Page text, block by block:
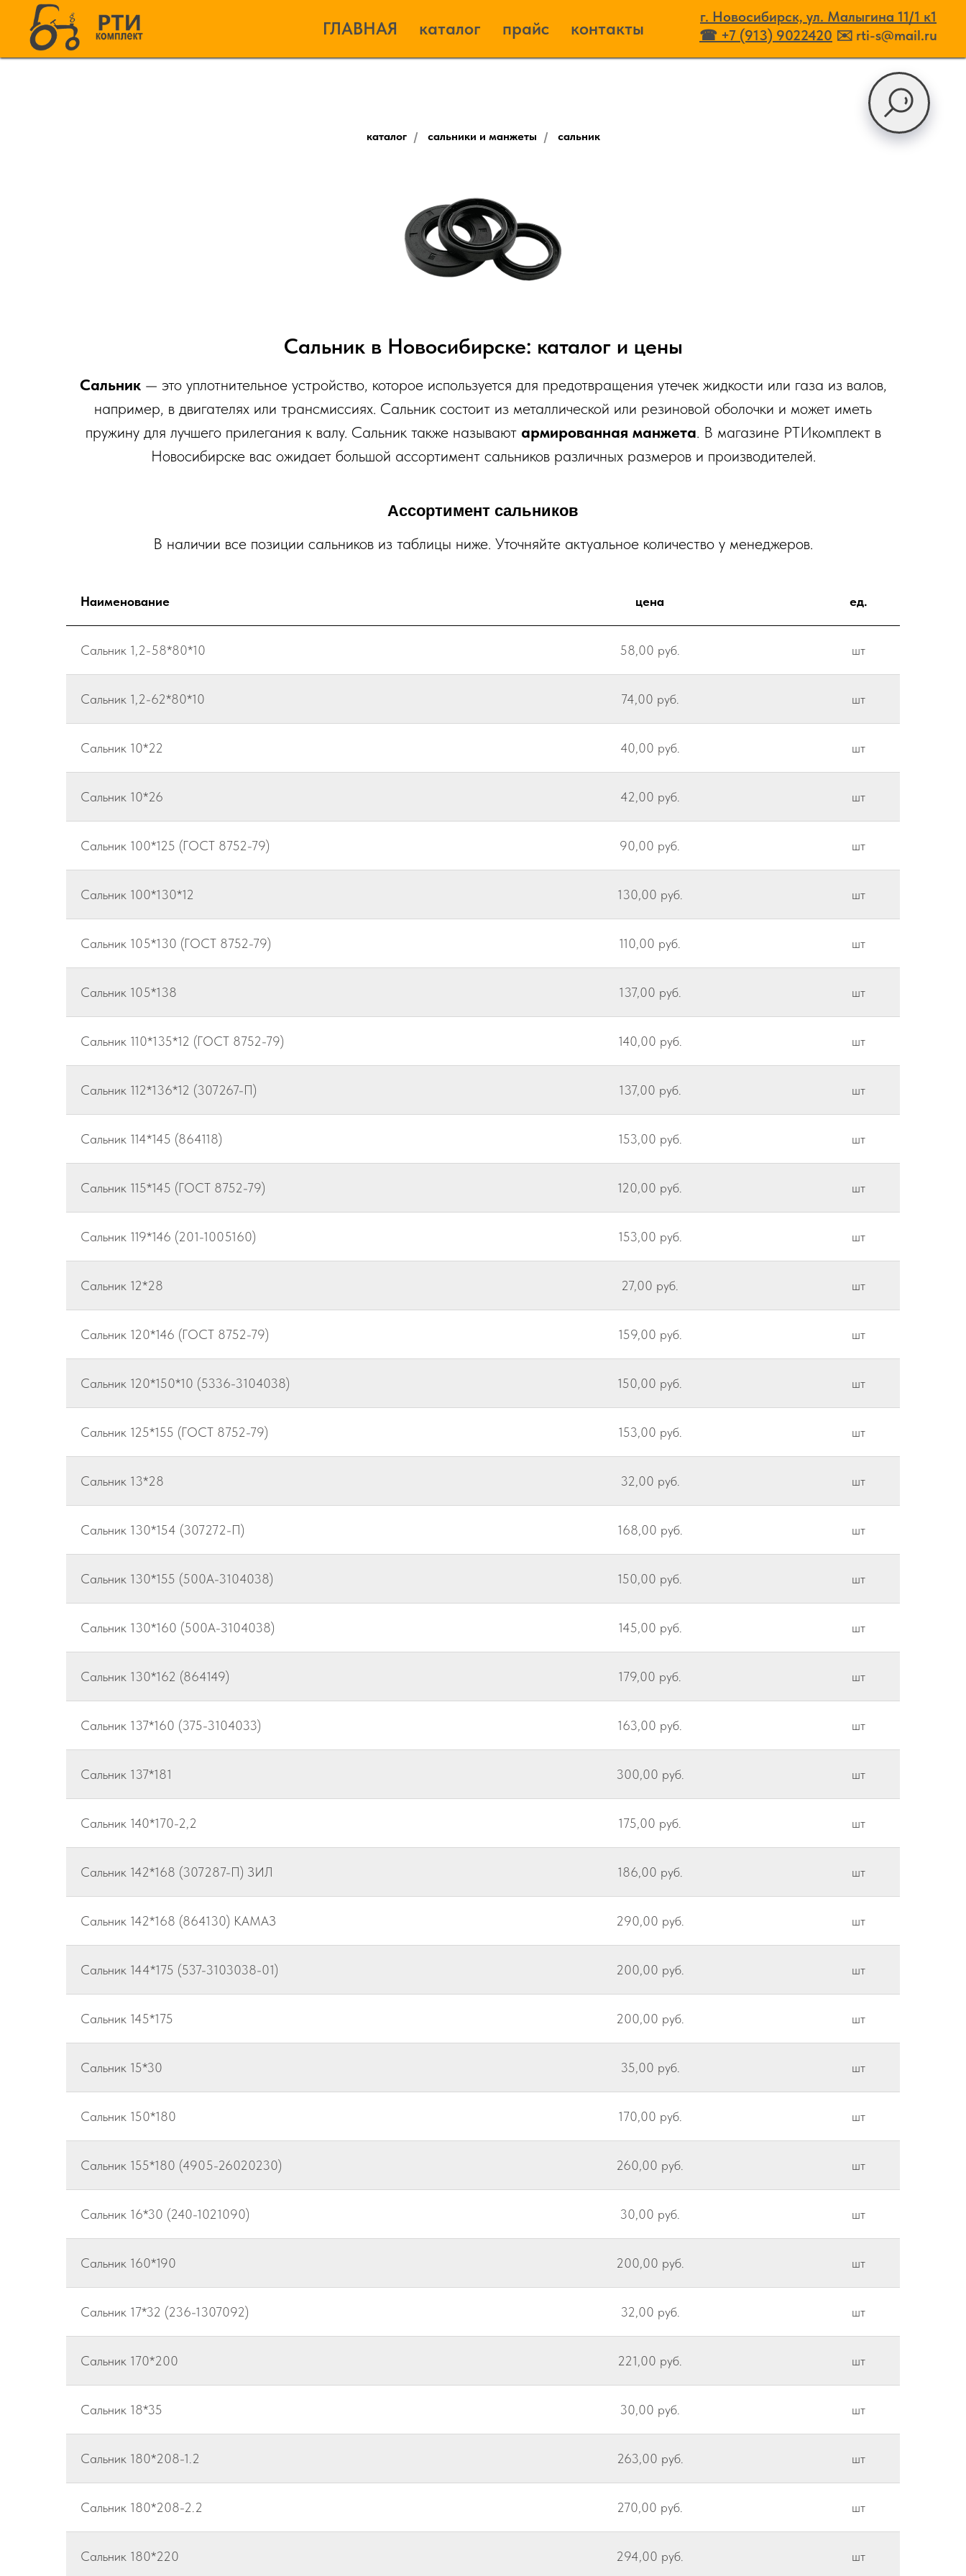
ГЛАВНАЯ каталог прайс контакты
г. Новосибирск, ул. Малыгина 11/1 к1
☎ +7 (913) 9022420 ✉️ rti-s@mail.ru
каталог / сальники и манжеты / сальник
Сальник в Новосибирске: каталог и цены
Сальник— это уплотнительное устройство, которое используется для предотвращения утечек жидкости или газа из валов,
например, в двигателях или трансмиссиях. Сальник состоит из металлической или резиновой оболочки и может иметь
пружину для лучшего прилегания к валу. Сальник также называют армированная манжета. В магазине РТИкомплект в
Новосибирске вас ожидает большой ассортимент сальников различных размеров и производителей.
Ассортимент сальников
В наличии все позиции сальников из таблицы ниже. Уточняйте актуальное количество у менеджеров.
Наименование цена ед.
Сальник 1,2-58*80*10 58,00 руб. шт
Сальник 1,2-62*80*10 74,00 руб. шт
Сальник 10*22 40,00 руб. шт
Сальник 10*26 42,00 руб. шт
Сальник 100*125 (ГОСТ 8752-79) 90,00 руб. шт
Сальник 100*130*12 130,00 руб. шт
Сальник 105*130 (ГОСТ 8752-79) 110,00 руб. шт
Сальник 105*138 137,00 руб. шт
Сальник 110*135*12 (ГОСТ 8752-79) 140,00 руб. шт
Сальник 112*136*12 (307267-П) 137,00 руб. шт
Сальник 114*145 (864118) 153,00 руб. шт
Сальник 115*145 (ГОСТ 8752-79) 120,00 руб. шт
Сальник 119*146 (201-1005160) 153,00 руб. шт
Сальник 12*28 27,00 руб. шт
Сальник 120*146 (ГОСТ 8752-79) 159,00 руб. шт
Сальник 120*150*10 (5336-3104038) 150,00 руб. шт
Сальник 125*155 (ГОСТ 8752-79) 153,00 руб. шт
Сальник 13*28 32,00 руб. шт
Сальник 130*154 (307272-П) 168,00 руб. шт
Сальник 130*155 (500А-3104038) 150,00 руб. шт
Сальник 130*160 (500А-3104038) 145,00 руб. шт
Сальник 130*162 (864149) 179,00 руб. шт
Сальник 137*160 (375-3104033) 163,00 руб. шт
Сальник 137*181 300,00 руб. шт
Сальник 140*170-2,2 175,00 руб. шт
Сальник 142*168 (307287-П) ЗИЛ 186,00 руб. шт
Сальник 142*168 (864130) КАМАЗ 290,00 руб. шт
Сальник 144*175 (537-3103038-01) 200,00 руб. шт
Сальник 145*175 200,00 руб. шт
Сальник 15*30 35,00 руб. шт
Сальник 150*180 170,00 руб. шт
Сальник 155*180 (4905-26020230) 260,00 руб. шт
Сальник 16*30 (240-1021090) 30,00 руб. шт
Сальник 160*190 200,00 руб. шт
Сальник 17*32 (236-1307092) 32,00 руб. шт
Сальник 170*200 221,00 руб. шт
Сальник 18*35 30,00 руб. шт
Сальник 180*208-1.2 263,00 руб. шт
Сальник 180*208-2.2 270,00 руб. шт
Сальник 180*220 294,00 руб. шт